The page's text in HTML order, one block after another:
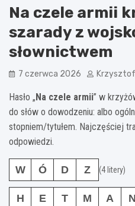
Na czele armii
szarady z
słownictwem
7 czerwca 2026
Hasło „Na czele armii” w
do słów o dowodzeniu: albo
stopniem/tytułem. Najczęściej
odpowiedzi.
W Ó D Z (4 litery)
H E T M A N